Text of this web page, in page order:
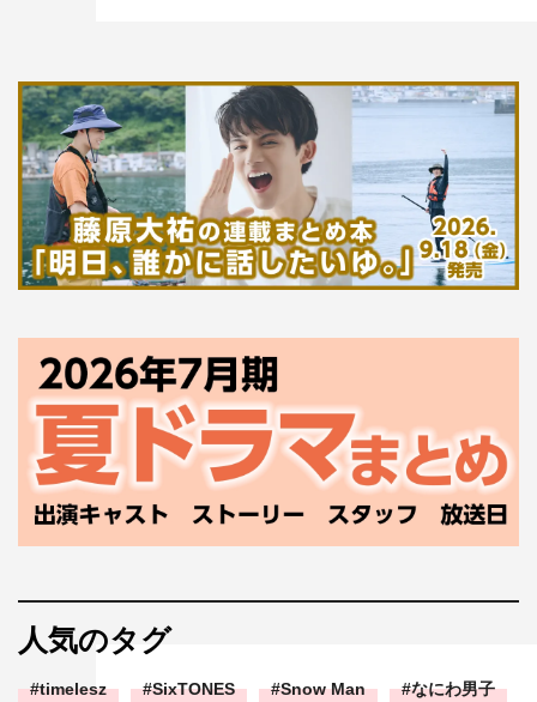
人気のタグ
timelesz SixTONES Snow Man なにわ男子